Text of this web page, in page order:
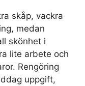
skåp, vackra
medan
skönhet i
lite arbete och
Rengöring
uppgift,